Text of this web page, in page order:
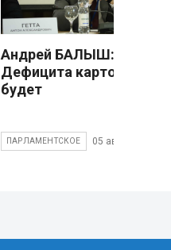
Андрей БАЛЫШ:
Дефицита картофеля не
будет
ПАРЛАМЕНТСКОЕ 05 августа 2026